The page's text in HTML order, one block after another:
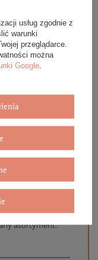
gratis
internetowym
upominek. Do
ze skóry
i wzory
asortyment.
usług zgodnie z
warunki
przeglądarce.
można
Google